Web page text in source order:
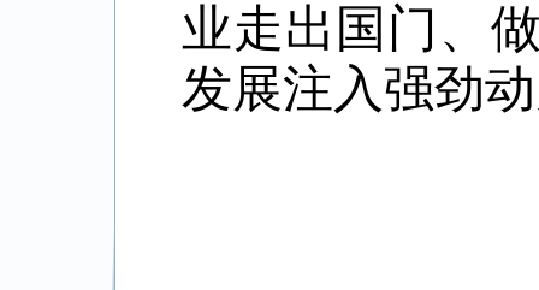
业走出国门、
发展注入强劲